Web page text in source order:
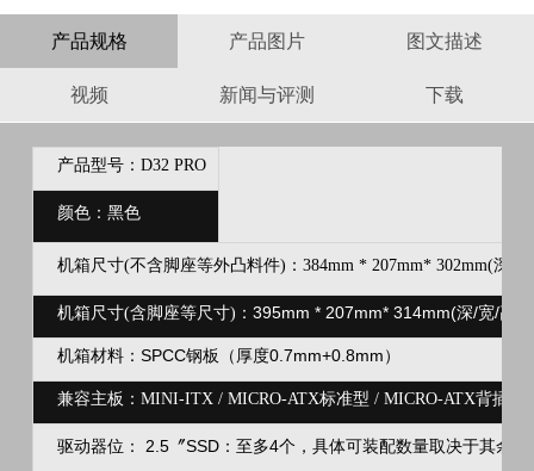
产品规格 产品图片 图文描述
视频 新闻与评测 下载
产品型号：D32 PRO
颜色：黑色
机箱尺寸(不含脚座等外凸料件)：384mm * 207mm* 302mm(深/
机箱尺寸(含脚座等尺寸)： 395mm * 207mm* 314mm(深/宽/高)
机箱材料： SPCC钢板（厚度0.7mm+0.8mm）
兼容主板：MINI-ITX / MICRO-ATX标准型 / MICRO-ATX背插型
驱动器位： 2.5〞SSD：至多4个，具体可装配数量取决于其余硬